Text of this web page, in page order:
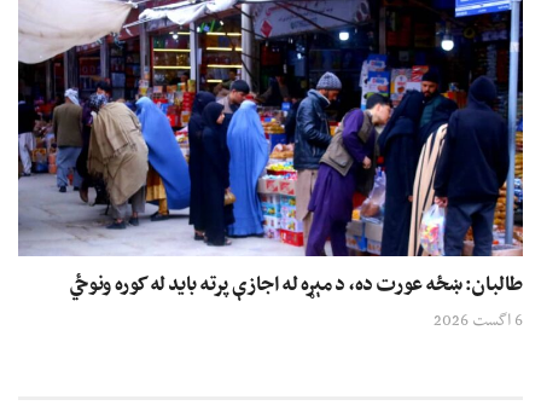
طالبان: ښځه عورت ده، د مېړه له اجازې پرته باید له کوره ونوځي
6 اگست 2026